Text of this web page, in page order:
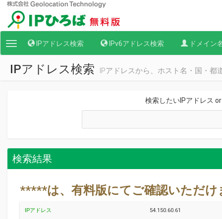
Toggle
navigation
IPアドレス検索 IPv6アドレス検索 ドメイン
IPアドレス検索 IPアドレスから、ホスト名・国・都
検索したいIPアドレス
検索結果
*****は、有料版にてご確認いただ
IPアドレス 54.150.60.61